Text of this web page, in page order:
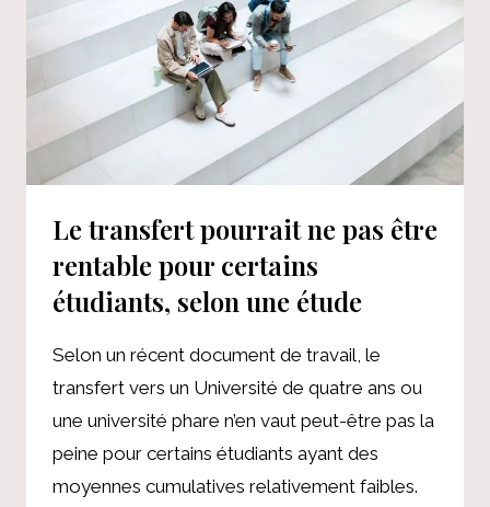
TOUS
LES
TEMPS
:
LA
OUVRIÈRE
PAS
INVITÉE
Le transfert pourrait ne pas être
rentable pour certains
étudiants, selon une étude
Selon un récent document de travail, le
transfert vers un Université de quatre ans ou
une université phare n’en vaut peut-être pas la
peine pour certains étudiants ayant des
moyennes cumulatives relativement faibles.